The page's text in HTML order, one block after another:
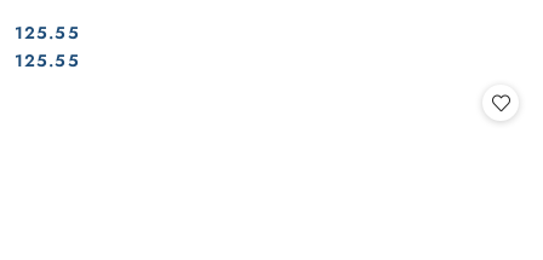
Cena:
125.55
Cena:
125.55